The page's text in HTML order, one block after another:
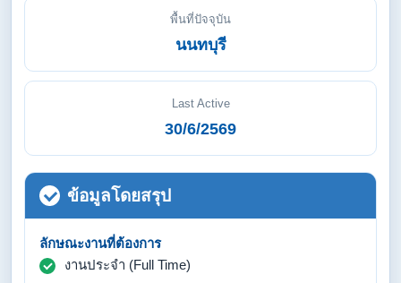
พื้นที่ปัจจุบัน
นนทบุรี
Last Active
30/6/2569
ข้อมูลโดยสรุป
ลักษณะงานที่ต้องการ
งานประจำ (Full Time)